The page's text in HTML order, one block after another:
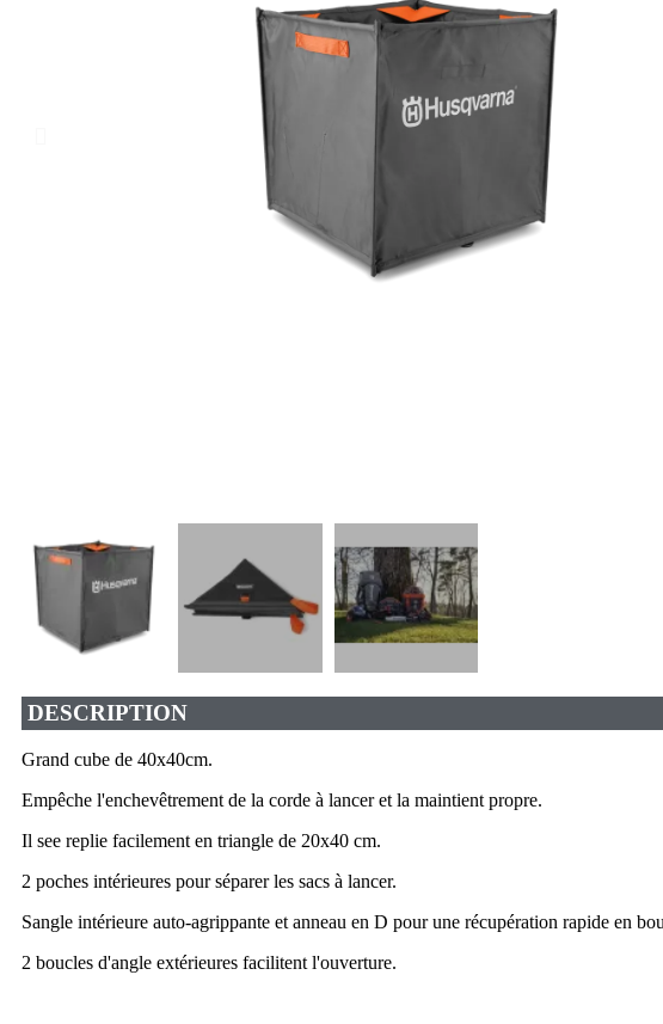
DESCRIPTION
Grand cube de 40x40cm.
Empêche l'enchevêtrement de la corde à lancer et la maintient propre.
Il see replie facilement en triangle de 20x40 cm.
2 poches intérieures pour séparer les sacs à lancer.
Sangle intérieure auto-agrippante et anneau en D pour une récupération rapide en
2 boucles d'angle extérieures facilitent l'ouverture.